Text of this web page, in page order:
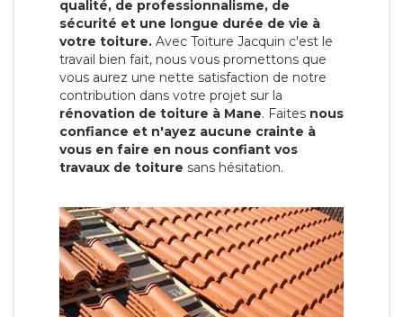
qualité, de professionnalisme, de
sécurité et une longue durée de vie à
votre toiture. Avec Toiture Jacquin c'est le
travail bien fait, nous vous promettons que
vous aurez une nette satisfaction de notre
contribution dans votre projet sur la
rénovation de toiture à Mane. Faites nous
confiance et n'ayez aucune crainte à
vous en faire en nous confiant vos
travaux de toiture sans hésitation.